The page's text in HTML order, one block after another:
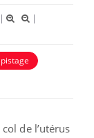
|
|
de l’utérus